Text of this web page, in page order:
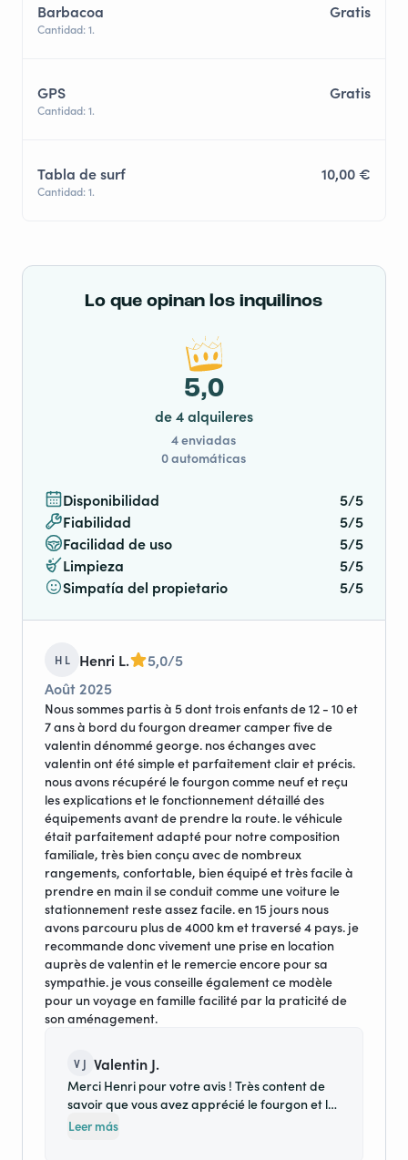
Barbacoa Gratis
Cantidad: 1.
GPS Gratis
Cantidad: 1.
Tabla de surf 10,00 €
Cantidad: 1.
Lo que opinan los inquilinos
Disponibilidad
5/5
Fiabilidad
5/5
Facilidad de uso
5/5
Limpieza
5/5
Simpatía del propietario
5/5
5,0
de 4 alquileres
4 enviadas
0 automáticas
H L Henri L.
5,0/5
Août 2025
Nous sommes partis à 5 dont trois enfants de 12 - 10 et
7 ans à bord du fourgon dreamer camper five de
valentin dénommé george. nos échanges avec
valentin ont été simple et parfaitement clair et précis.
nous avons récupéré le fourgon comme neuf et reçu
les explications et le fonctionnement détaillé des
équipements avant de prendre la route. le véhicule
était parfaitement adapté pour notre composition
familiale, très bien conçu avec de nombreux
rangements, confortable, bien équipé et très facile à
prendre en main il se conduit comme une voiture le
stationnement reste assez facile. en 15 jours nous
avons parcouru plus de 4000 km et traversé 4 pays. je
recommande donc vivement une prise en location
auprès de valentin et le remercie encore pour sa
sympathie. je vous conseille également ce modèle
pour un voyage en famille facilité par la praticité de
son aménagement.
V J Valentin J.
Merci Henri pour votre avis ! Très content de
savoir que vous avez apprécié le fourgon et le
voyage nomade ! A mon tour je vous remercie
Leer más